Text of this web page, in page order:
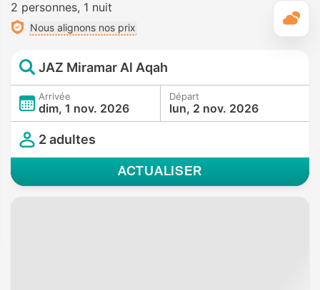
2 personnes 1 nuit
Nous alignons nos prix
JAZ Miramar Al Aqah
Arrivée
dim, 1 nov. 2026
Départ
lun, 2 nov. 2026
2 adultes
ACTUALISER